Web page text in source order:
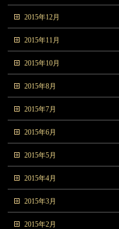
2015年12月
2015年11月
2015年10月
2015年8月
2015年7月
2015年6月
2015年5月
2015年4月
2015年3月
2015年2月